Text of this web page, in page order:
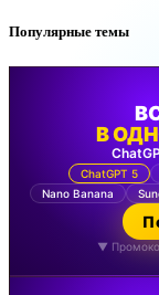
Популярные темы
В
ChatGPT 5
Nano Banana
▼